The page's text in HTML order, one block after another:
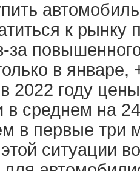
к рынку
в
в 2022 году
среднем на
в первые три
ситуации